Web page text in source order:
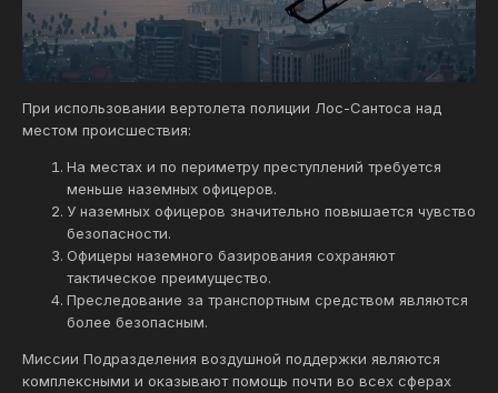
При использовании вертолета полиции Лос-Cантоса над
местом происшествия:
На местах и по периметру преступлений требуется
меньше наземных офицеров.
У наземных офицеров значительно повышается чувство
безопасности.
Офицеры наземного базирования сохраняют
тактическое преимущество.
Преследование за транспортным средством являются
более безопасным.
Миссии Подразделения воздушной поддержки являются
комплексными и оказывают помощь почти во всех сферах